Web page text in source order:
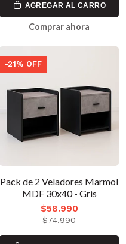
AGREGAR AL CARRO
Comprar ahora
-21% OFF
Pack de 2 Veladores Marmol
MDF 30x40 - Gris
$58.990
$74.990